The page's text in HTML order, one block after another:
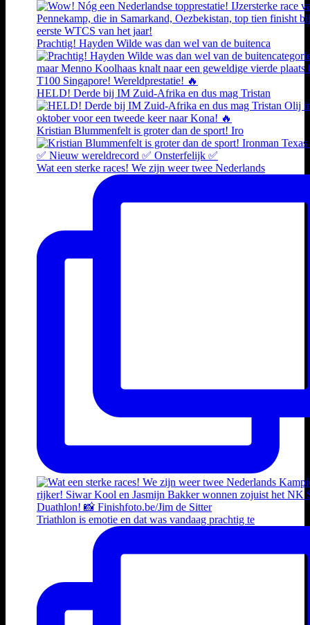
Prachtig! Hayden Wilde was dan wel van de buitenca
HELD! Derde bij IM Zuid-Afrika en dus mag Tristan
Kristian Blummenfelt is groter dan de sport! Iro
Wat een sterke races! We zijn weer twee Nederlands
Triathlon is emotie en dat was vandaag prachtig te